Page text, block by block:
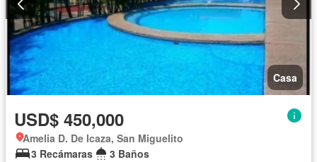
Casa
USD$ 450,000
Amelia D. De Icaza, San Miguelito
3 Recámaras
3 Baños